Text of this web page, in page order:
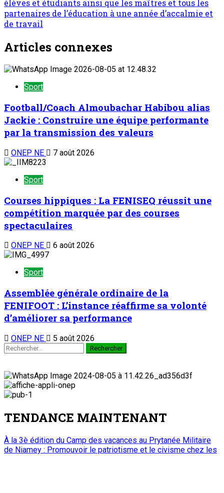
élèves et étudiants ainsi que les maîtres et tous les
partenaires de l’éducation à une année d’accalmie et
de travail
Articles connexes
Sport
Football/Coach Almoubachar Habibou alias
Jackie : Construire une équipe performante
par la transmission des valeurs
ONEP NE 7 août 2026
Sport
Courses hippiques : La FENISEQ réussit une
compétition marquée par des courses
spectaculaires
ONEP NE 6 août 2026
Sport
Assemblée générale ordinaire de la
FENIFOOT : L’instance réaffirme sa volonté
d’améliorer sa performance
ONEP NE 5 août 2026
TENDANCE MAINTENANT
À la 3è édition du Camp des vacances au Prytanée Militaire
de Niamey : Promouvoir le patriotisme et le civisme chez les